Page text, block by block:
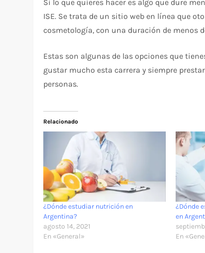
Si lo que quieres hacer es algo que dure
ISE. Se trata de un sitio web en línea que
cosmetología, con una duración de menos
Estas son algunas de las opciones que
gustar mucho esta carrera y siempre
personas.
Relacionado
¿Dónde estudiar nutrición en
Argentina?
agosto 14, 2021
En «General»
¿Dónde
en
En